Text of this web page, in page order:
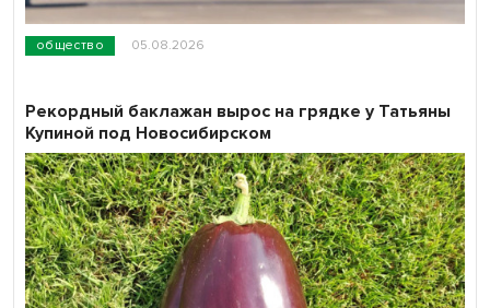
общество 05.08.2026
Рекордный баклажан вырос на грядке у Татьяны
Купиной под Новосибирском